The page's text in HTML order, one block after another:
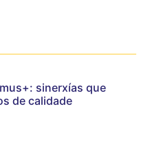
sinerxías que
de calidade